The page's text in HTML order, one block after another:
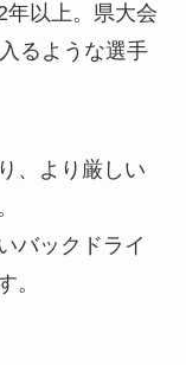
年以上。県大会
るような選手
、より厳しい
バックドライ
。